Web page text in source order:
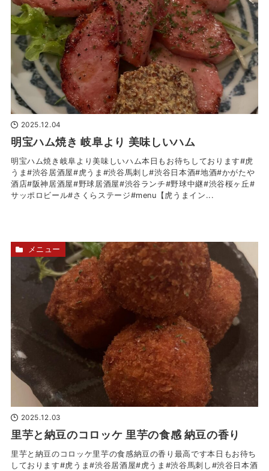
2025.12.04
明宝ハム焼き 岐阜より 美味しいハム
明宝ハム焼き岐阜より美味しいハム本日もお待ちしております#虎
うま#渋谷居酒屋#虎うま#渋谷馬刺し#渋谷日本酒#地酒#かがたや
酒店#阪神居酒屋#野球居酒屋#渋谷ランチ#野球中継#渋谷桜ヶ丘#
サッポロビール#さくらステージ#menu【虎うまイン...
2025.12.03
里芋と納豆のコロッケ 里芋の食感 納豆の香り
里芋と納豆のコロッケ里芋の食感納豆の香り最高です本日もお待ち
しております#虎うま#渋谷居酒屋#虎うま#渋谷馬刺し#渋谷日本酒
メニュー